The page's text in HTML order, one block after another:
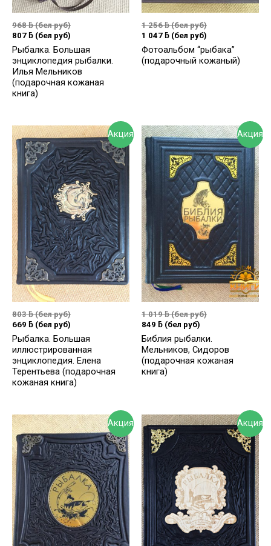
968ƃ(бел руб)
807 ƃ (бел руб)
Рыбалка. Большая
энциклопедия рыбалки.
Илья Мельников
(подарочная кожаная
книга)
1 256ƃ(бел руб)
1 047 ƃ (бел руб)
Фотоальбом “рыбака”
(подарочный кожаный)
Акция
803ƃ(бел руб)
669 ƃ (бел руб)
Рыбалка. Большая
иллюстрированная
энциклопедия. Елена
Терентьева (подарочная
кожаная книга)
Акция
1 019ƃ(бел руб)
849 ƃ (бел руб)
Библия рыбалки.
Мельников, Сидоров
(подарочная кожаная
книга)
Акция Акция